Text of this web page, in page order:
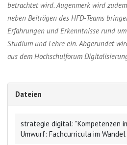
betrachtet wird. Augenmerk wird
neben Beiträgen des HFD-Teams
Erfahrungen und Erkenntnisse rund
Studium und Lehre ein. Abgerundet
aus dem Hochschulforum
Dateien
strategie digital: "Kompetenzen
Umwurf: Fachcurricula im